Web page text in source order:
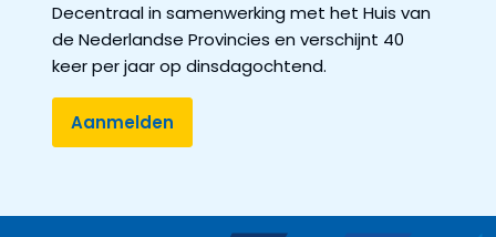
Decentraal in samenwerking met het Huis van
de Nederlandse Provincies en verschijnt 40
keer per jaar op dinsdagochtend.